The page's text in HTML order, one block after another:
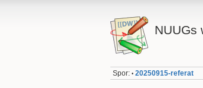
NUUGs
Spor: • 20250915-referat